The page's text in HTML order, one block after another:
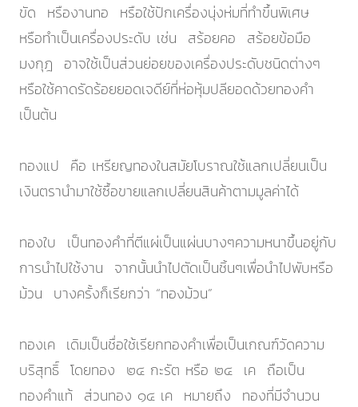
ขัด หรืองานทอ หรือใช้ปักเครื่องนุ่งห่มที่ทำขึ้นพิเศษ
หรือทำเป็นเครื่องประดับ เช่น สร้อยคอ สร้อยข้อมือ
มงกุฎ อาจใช้เป็นส่วนย่อยของเครื่องประดับชนิดต่างๆ
หรือใช้คาดรัดร้อยยอดเจดีย์ที่ห่อหุ้มปลียอดด้วยทองคำ
เป็นต้น
ทองแป คือ เหรียญทองในสมัยโบราณใช้แลกเปลี่ยนเป็น
เงินตรานำมาใช้ซื้อขายแลกเปลี่ยนสินค้าตามมูลค่าได้
ทองใบ เป็นทองคำที่ตีแผ่เป็นแผ่นบางๆความหนาขึ้นอยู่กับ
การนำไปใช้งาน จากนั้นนำไปตัดเป็นชิ้นๆเพื่อนำไปพับหรือ
ม้วน บางครั้งก็เรียกว่า “ทองม้วน”
ทองเค เดิมเป็นชื่อใช้เรียกทองคำเพื่อเป็นเกณฑ์วัดความ
บริสุทธิ์ โดยทอง ๒๔ กะรัต หรือ ๒๔ เค ถือเป็น
ทองคำแท้ ส่วนทอง ๑๔ เค หมายถึง ทองที่มีจำนวน